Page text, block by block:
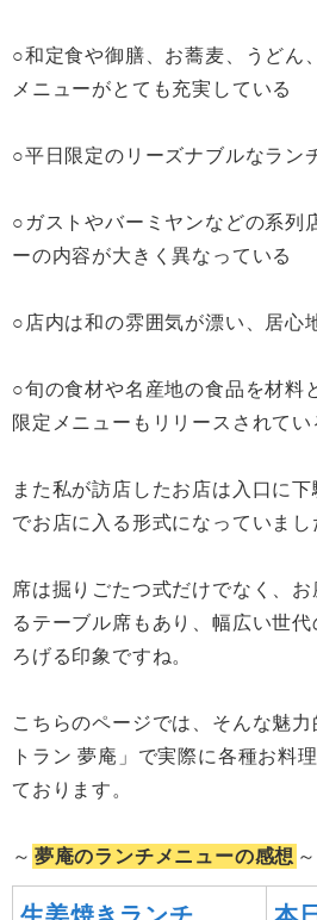
○和定食や御膳、お蕎麦、うどん
メニューがとても充実している
○平日限定のリーズナブルなラン
○ガストやバーミヤンなどの系列
ーの内容が大きく異なっている
○店内は和の雰囲気が漂い、居心
○旬の食材や名産地の食品を材料
限定メニューもリリースされてい
また私が訪店したお店は入口に
でお店に入る形式になっていまし
席は掘りごたつ式だけでなく、
るテーブル席もあり、幅広い世
ろげる印象ですね。
こちらのページでは、そんな魅
トラン 夢庵」で実際に各種お料
ております。
～ 夢庵のランチメニューの感想 ～